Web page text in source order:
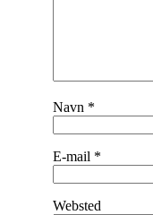
Navn *
E-mail *
Websted